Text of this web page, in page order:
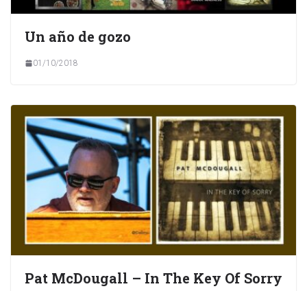
Un año de gozo
01/10/2018
Pat McDougall – In The Key Of Sorry